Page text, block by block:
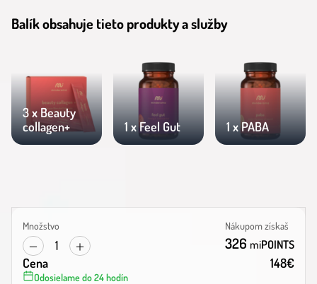
Balík obsahuje tieto produkty a služby
3 x Beauty
collagen+
1 x Feel Gut 1 x PABA
Množstvo
1
Nákupom získaš
326 miPOINTS
Cena 148€
Odosielame do 24 hodín